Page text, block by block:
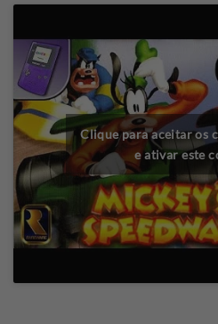
Clique para aceitar os
e ativar este